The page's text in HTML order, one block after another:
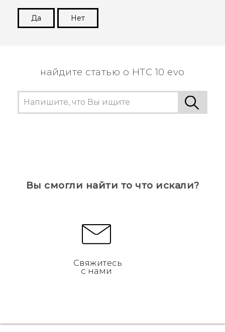
Да
Нет
найдите статью о HTC 10 evo
Вы смогли найти то что искали?
Свяжитесь
с нами